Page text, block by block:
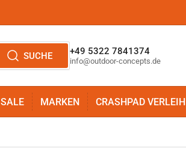
SUCHE +49 5322 7841374
info@outdoor-concepts.de
SALE MARKEN CRASHPAD VERLEIH